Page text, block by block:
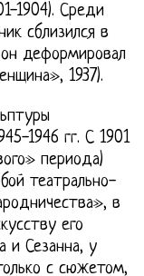
1904). Среди
сблизился в
деформировал
1937).
1946 гг. С 1901
периода)
театрально-
в
его
и Сезанна, у
с сюжетом,